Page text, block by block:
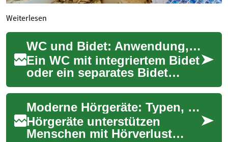
Weiterlesen
WC und Bidet: Anwendung, Hygiene und Dusch‑WC
Ein WC mit integriertem Bidet
oder ein separates Bidet
verändert die tägliche
Körperpflege, indem Wasser
statt aussch...
Moderne Hörgeräte: Typen, Kosten & Pflege im Überblick
Hörgeräte unterstützen
Menschen mit Hörverlust